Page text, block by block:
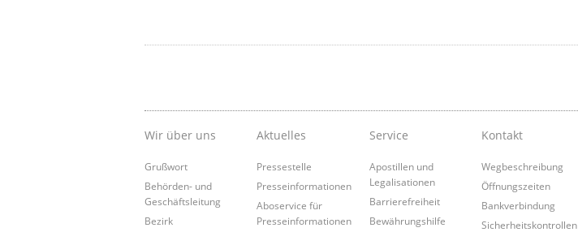
Wir über uns
Grußwort
Behörden- und
Geschäftsleitung
Bezirk
Aktuelles
Pressestelle
Presseinformationen
Aboservice für
Presseinformationen
Service
Apostillen und
Legalisationen
Barrierefreiheit
Bewährungshilfe
Kontakt
Wegbeschreibung
Öffnungszeiten
Bankverbindung
Sicherheitskontrollen